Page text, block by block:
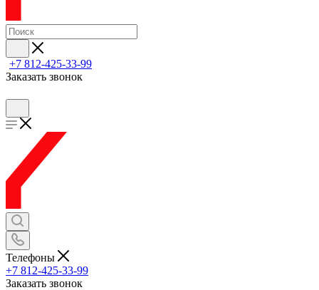
+7 812-425-33-99
Заказать звонок
Телефоны
+7 812-425-33-99
Заказать звонок